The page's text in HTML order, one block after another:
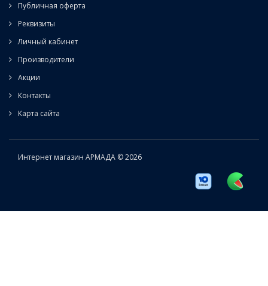
Публичная оферта
Реквизиты
Личный кабинет
Производители
Акции
Контакты
Карта сайта
Интернет магазин АРМАДА © 2026